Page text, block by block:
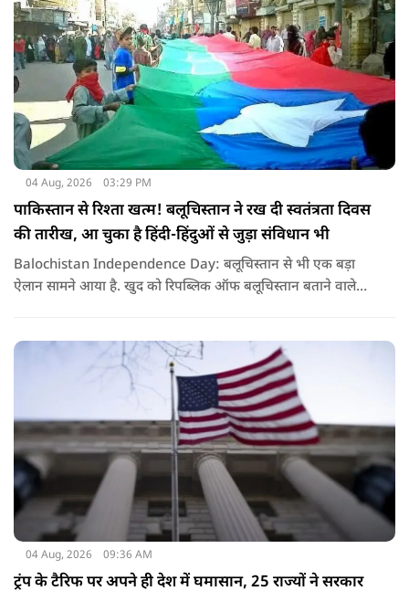
04 Aug, 2026 03:29 PM
पाकिस्तान से रिश्ता खत्म! बलूचिस्तान ने रख दी स्वतंत्रता दिवस
की तारीख, आ चुका है हिंदी-हिंदुओं से जुड़ा संविधान भी
Balochistan Independence Day: बलूचिस्तान से भी एक बड़ा
ऐलान सामने आया है. खुद को रिपब्लिक ऑफ बलूचिस्तान बताने वाले
04 Aug, 2026 09:36 AM
ट्रंप के टैरिफ पर अपने ही देश में घमासान, 25 राज्यों ने सरकार